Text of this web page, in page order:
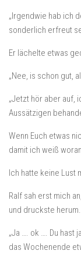
„Irgendwie hab ich
sonderlich erfreut
Er lächelte etwas
„Nee, is schon gut,
„Jetzt hör aber auf,
Aussätzigen
Wenn Euch etwas
damit ich weiß
Ich hatte keine Lust
Ralf sah erst mich
und druckste herum.
„Ja …. ok …. Du hast
das Wochenende